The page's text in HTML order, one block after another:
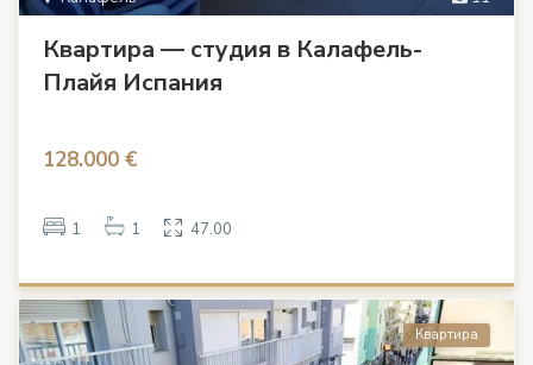
Квартира — студия в Калафель-
Плайя Испания
128.000 €
1 1 47.00
Квартира